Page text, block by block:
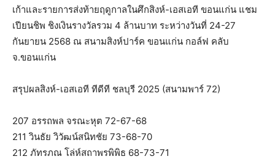
เก้าและรายการส่งท้ายฤดูกาลในศึกสิงห์-เอสเอที ขอนแก่น แชม
เปียนชิพ ชิงเงินรางวัลรวม 4 ล้านบาท ระหว่างวันที่ 24-27
กันยายน 2568 ณ สนามสิงห์ปาร์ค ขอนแก่น กอล์ฟ คลับ
จ.ขอนแก่น
สรุปผลสิงห์-เอสเอที ทีดีที ชลบุรี 2025 (สนามพาร์ 72)
207 อรรถพล จรณะหุต 72-67-68
211 วินธัย วิวัฒน์สนิทชัย 73-68-70
212 ภัทรภณ โล่ห์สถาพรพิพิธ 68-73-71